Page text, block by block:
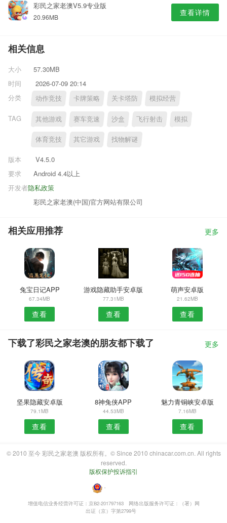
彩民之家老澳V5.9专业版
20.96MB 查看详情
相关信息
大小
57.30MB
时间
2026-07-09 20:14
分类
动作竞技 卡牌策略 关卡塔防 模拟经营
TAG 其他游戏 赛车竞速 沙盒 飞行射击 模拟
体育竞技 其它游戏 找物解谜
版本
V4.5.0
要求
Android 4.4以上
隐私政策
开发者
彩民之家老澳(中国)官方网站有限公司
相关应用推荐 更多
兔宝日记APP
67.34MB
查看
游戏隐藏助手安卓版
77.31MB
查看
萌声安卓版
21.62MB
查看
下载了彩民之家老澳的朋友都下载了 更多
坚果隐藏安卓版
79.1MB
查看
8神兔侠APP
44.53MB
查看
魅力青铜峡安卓版
7.16MB
查看
© 2010 至今 彩民之家老澳 版权所有。© Since 2010 chinacar.com.cn. All rights
reserved.
版权保护投诉指引
・
增值电信业务经营许可证：京B2-201797163
网络出版服务许可证：（署）网
出证（京）字第2799号